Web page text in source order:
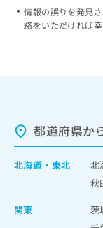
情報の誤りを発見
絡をいただければ幸
都道府県か
北海道 ・ 東北 北
秋
関東
茨